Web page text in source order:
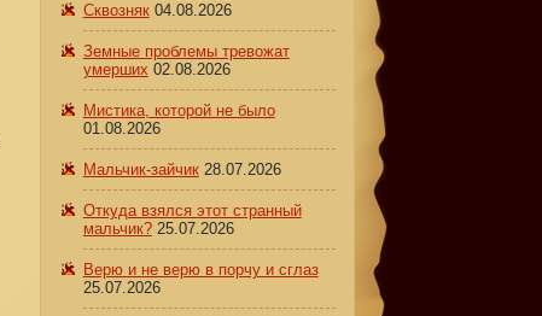
Сквозняк 04.08.2026
Земные проблемы тревожат
умерших 02.08.2026
Мистика, которой не было
01.08.2026
Мальчик-зайчик 28.07.2026
Откуда взялся этот странный
мальчик? 25.07.2026
Верю и не верю в порчу и сглаз
25.07.2026